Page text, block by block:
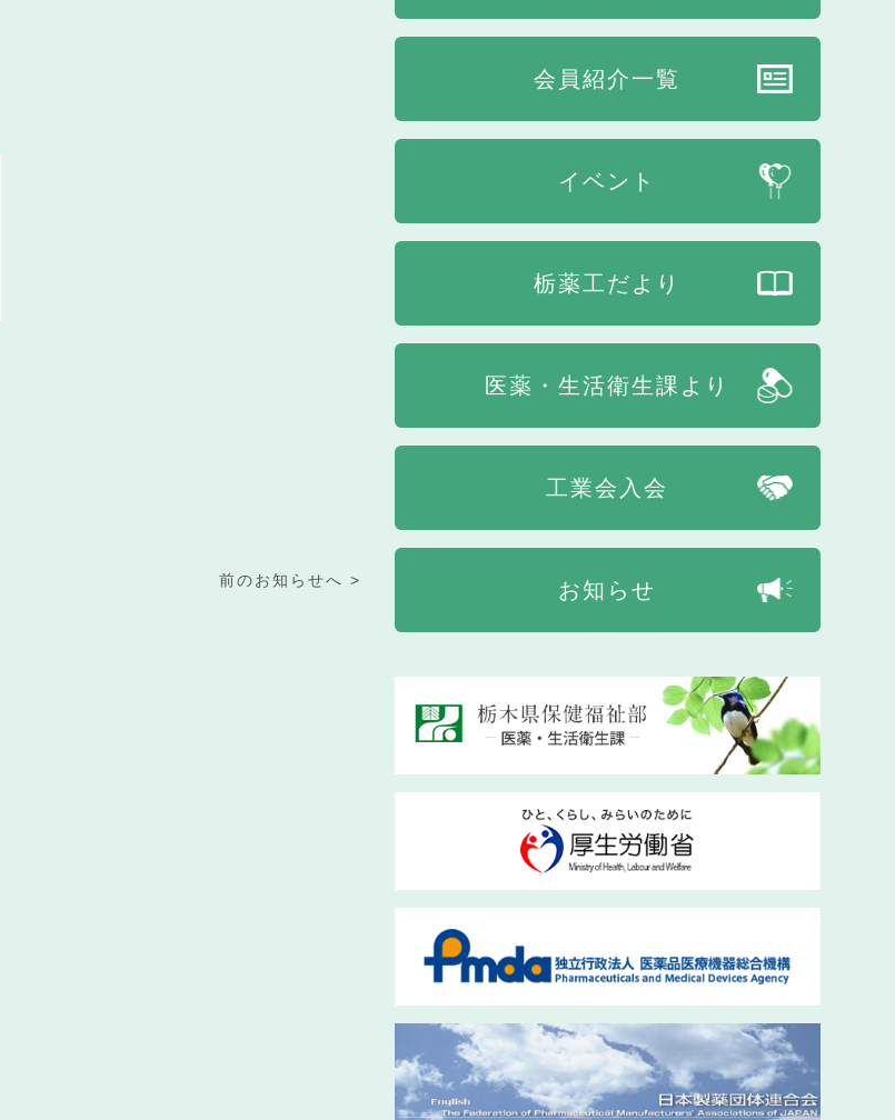
前のお知らせへ >
会員紹介一覧
イベント
栃薬工だより
医薬・生活衛生課より
工業会入会
お知らせ